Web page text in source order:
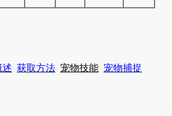
述 获取方法 宠物技能 宠物捕捉